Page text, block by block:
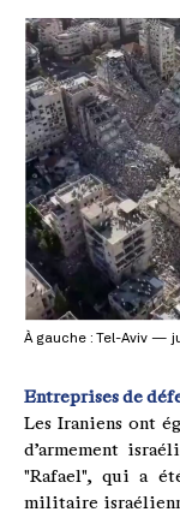
À gauche : Tel-Aviv —
Entreprises de
Les Iraniens ont
d’armement
"Rafael", qui a
militaire